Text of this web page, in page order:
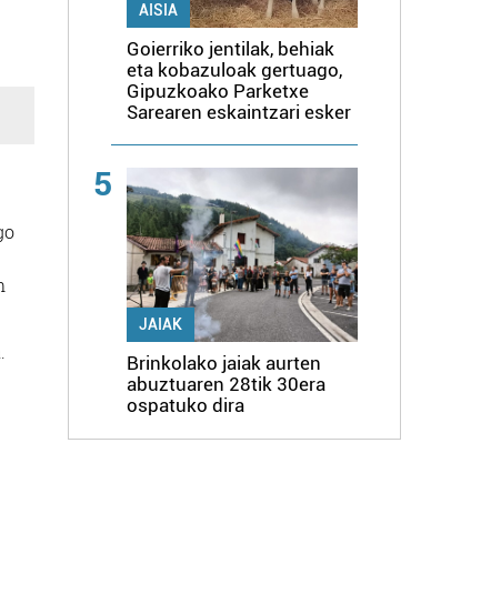
AISIA
Goierriko jentilak, behiak
eta kobazuloak gertuago,
Gipuzkoako Parketxe
Sarearen eskaintzari esker
5
JAIAK
Brinkolako jaiak aurten
abuztuaren 28tik 30era
ospatuko dira